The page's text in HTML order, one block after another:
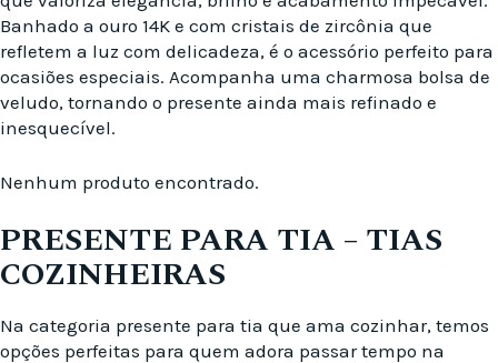
Banhado a ouro 14K e com cristais de zircônia que
refletem a luz com delicadeza, é o acessório perfeito para
ocasiões especiais. Acompanha uma charmosa bolsa de
veludo, tornando o presente ainda mais refinado e
inesquecível.
Nenhum produto encontrado.
PRESENTE PARA TIA – TIAS
COZINHEIRAS
Na categoria presente para tia que ama cozinhar, temos
opções perfeitas para quem adora passar tempo na